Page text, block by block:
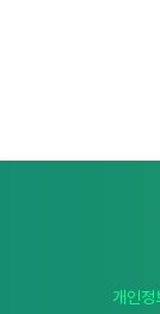
개인정